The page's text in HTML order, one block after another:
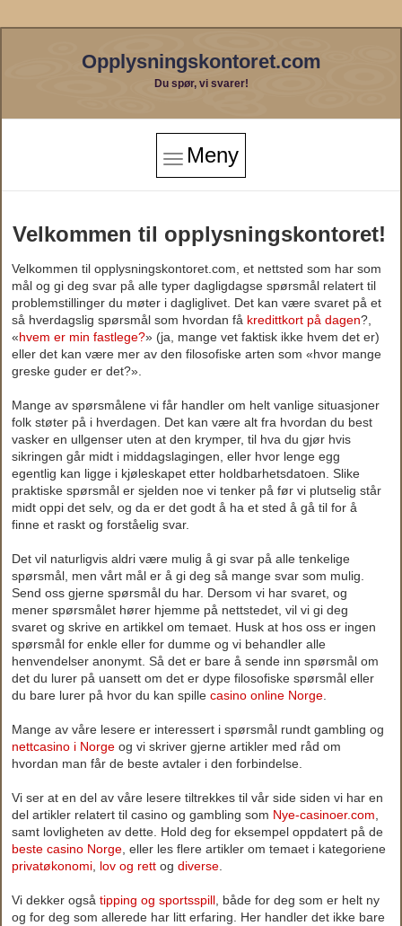
Opplysningskontoret.com
Du spør, vi svarer!
Meny
Velkommen til opplysningskontoret!
Velkommen til opplysningskontoret.com, et nettsted som har som
mål og gi deg svar på alle typer dagligdagse spørsmål relatert til
problemstillinger du møter i dagliglivet. Det kan være svaret på et
så hverdagslig spørsmål som hvordan få kredittkort på dagen?,
«hvem er min fastlege?» (ja, mange vet faktisk ikke hvem det er)
eller det kan være mer av den filosofiske arten som «hvor mange
greske guder er det?».
Mange av spørsmålene vi får handler om helt vanlige situasjoner
folk støter på i hverdagen. Det kan være alt fra hvordan du best
vasker en ullgenser uten at den krymper, til hva du gjør hvis
sikringen går midt i middagslagingen, eller hvor lenge egg
egentlig kan ligge i kjøleskapet etter holdbarhetsdatoen. Slike
praktiske spørsmål er sjelden noe vi tenker på før vi plutselig står
midt oppi det selv, og da er det godt å ha et sted å gå til for å
finne et raskt og forståelig svar.
Det vil naturligvis aldri være mulig å gi svar på alle tenkelige
spørsmål, men vårt mål er å gi deg så mange svar som mulig.
Send oss gjerne spørsmål du har. Dersom vi har svaret, og
mener spørsmålet hører hjemme på nettstedet, vil vi gi deg
svaret og skrive en artikkel om temaet. Husk at hos oss er ingen
spørsmål for enkle eller for dumme og vi behandler alle
henvendelser anonymt. Så det er bare å sende inn spørsmål om
det du lurer på uansett om det er dype filosofiske spørsmål eller
du bare lurer på hvor du kan spille casino online Norge
Mange av våre lesere er interessert i spørsmål rundt gambling og
nettcasino i Norge og vi skriver gjerne artikler med råd om
hvordan man får de beste avtaler i den forbindelse.
Vi ser at en del av våre lesere tiltrekkes til vår side siden vi har en
del artikler relatert til casino og gambling som Nye-casinoer.com
samt lovligheten av dette. Hold deg for eksempel oppdatert på de
beste casino Norge , eller les flere artikler om temaet i kategoriene
privatøkonomi lov og rett og diverse
Vi dekker også tipping og sportsspill , både for deg som er helt ny
og for deg som allerede har litt erfaring. Her handler det ikke bare